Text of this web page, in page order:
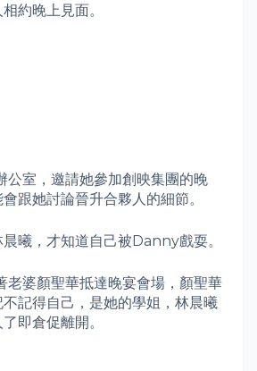
約晚上見面。
公室，邀請她參加創映集團的晚
跟她討論晉升合夥人的細節。
曦，才知道自己被Danny戲耍。
老婆顏聖華抵達晚宴會場，顏聖華
記得自己，是她的學姐，林晨曦
即倉促離開。